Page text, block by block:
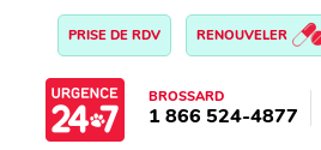
PRISE DE RDV RENOUVELER
BROSSARD
1 866 524-4877